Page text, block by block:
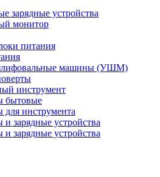
зарядные устройства
монитор
питания
машины (УШМ)
инструмент
бытовые
для инструмента
зарядные устройства
зарядные устройства